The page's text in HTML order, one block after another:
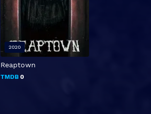
Reaptown
TMDB0
2020